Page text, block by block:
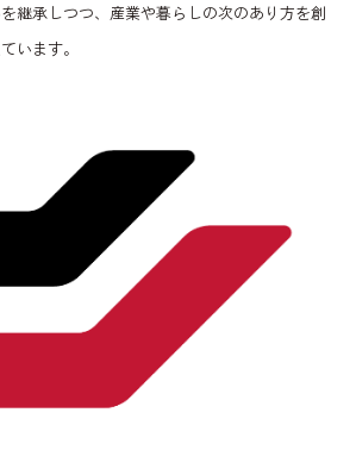
継承しつつ、産業や暮らしの次のあり方を創
います。